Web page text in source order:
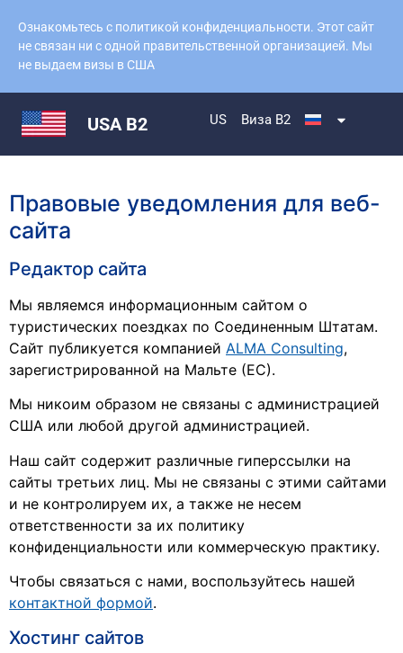
Ознакомьтесь с политикой конфиденциальности. Этот сайт
не связан ни с одной правительственной организацией. Мы
не выдаем визы в США
USA B2 US Виза B2
Правовые уведомления для веб-
сайта
Редактор сайта
Мы являемся информационным сайтом о
туристических поездках по Соединенным Штатам.
Сайт публикуется компанией ALMA Consulting,
зарегистрированной на Мальте (ЕС).
Мы никоим образом не связаны с администрацией
США или любой другой администрацией.
Наш сайт содержит различные гиперссылки на
сайты третьих лиц. Мы не связаны с этими сайтами
и не контролируем их, а также не несем
ответственности за их политику
конфиденциальности или коммерческую практику.
Чтобы связаться с нами, воспользуйтесь нашей
контактной формой.
Хостинг сайтов